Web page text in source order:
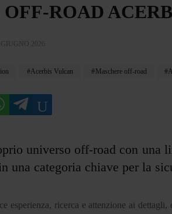
ROAD
GIUGNO 2026
Acerbis Vulcan Maschere off-road
universo off-road con una
una categoria chiave per la
esperienza, ricerca e attenzione ai